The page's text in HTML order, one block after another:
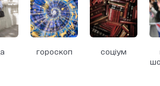
гороскоп соціум